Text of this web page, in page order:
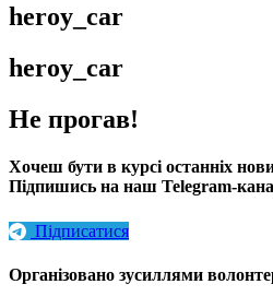
heroy_car
heroy_car
Не прогав!
Хочеш бути в курсі останніх
Підпишись на наш Telegram-
Підписатися
Організовано зусиллями